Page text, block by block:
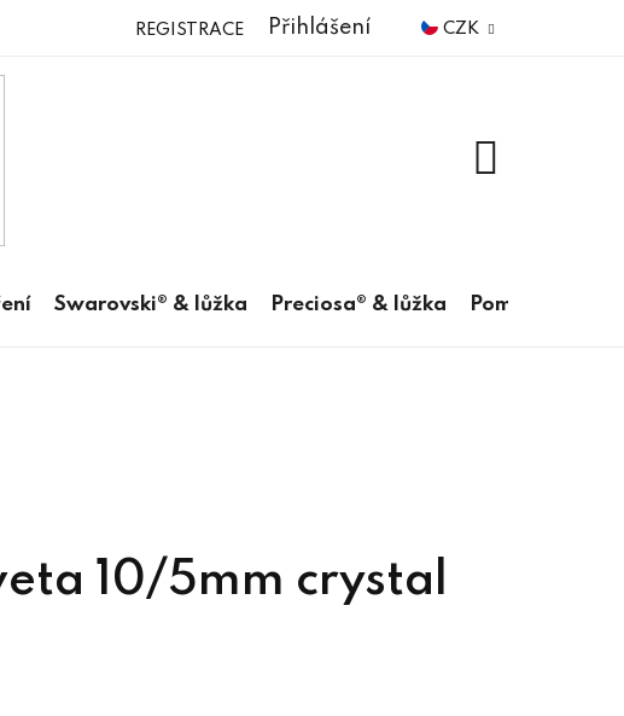
CZK
Přihlášení
REGISTRACE
Swarovski® & lůžka Preciosa® & lůžka Pomůcky
10/5mm crystal